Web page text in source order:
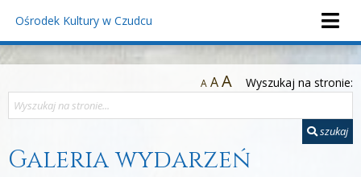
Ośrodek Kultury w Czudcu
A AA Wyszukaj na stronie:
szukaj
Galeria wydarzeń